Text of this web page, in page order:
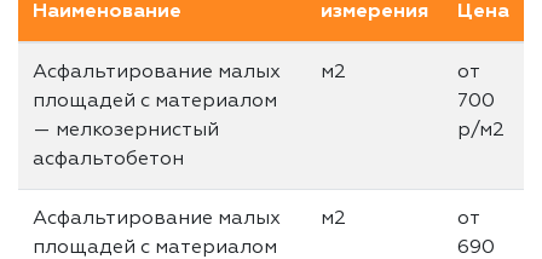
Наименование
измерения
Цена
Асфальтирование малых
площадей с материалом
— мелкозернистый
асфальтобетон
м2
от
700
р/м2
Асфальтирование малых
площадей с материалом
м2
от
690